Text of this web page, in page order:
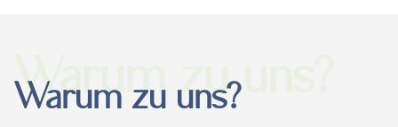
Warum zu uns?
Warum zu uns?